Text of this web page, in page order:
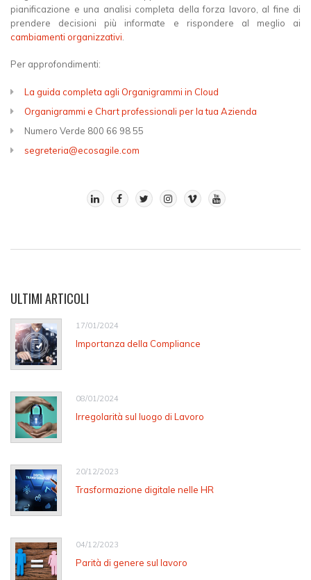
pianificazione e una analisi completa della forza lavoro, al fine di
prendere decisioni più informate e rispondere al meglio ai
cambiamenti organizzativi
Per approfondimenti:
La guida completa agli Organigrammi in Cloud
Organigrammi e Chart professionali per la tua Azienda
Numero Verde 800 66 98 55
segreteria@ecosagile.com
ULTIMI ARTICOLI
17/01/2024
Importanza della Compliance
08/01/2024
Irregolarità sul luogo di Lavoro
20/12/2023
Trasformazione digitale nelle HR
04/12/2023
Parità di genere sul lavoro